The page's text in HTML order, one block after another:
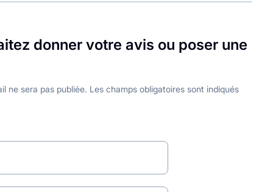
donner votre avis ou poser une
ne sera pas publiée. Les champs obligatoires sont indiqués